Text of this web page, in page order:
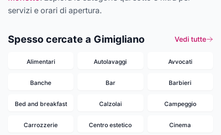
servizi e orari di apertura.
Spesso cercate a Gimigliano Vedi tutte
Alimentari Autolavaggi Avvocati
Banche Bar Barbieri
Bed and breakfast Calzolai Campeggio
Carrozzerie Centro estetico Cinema